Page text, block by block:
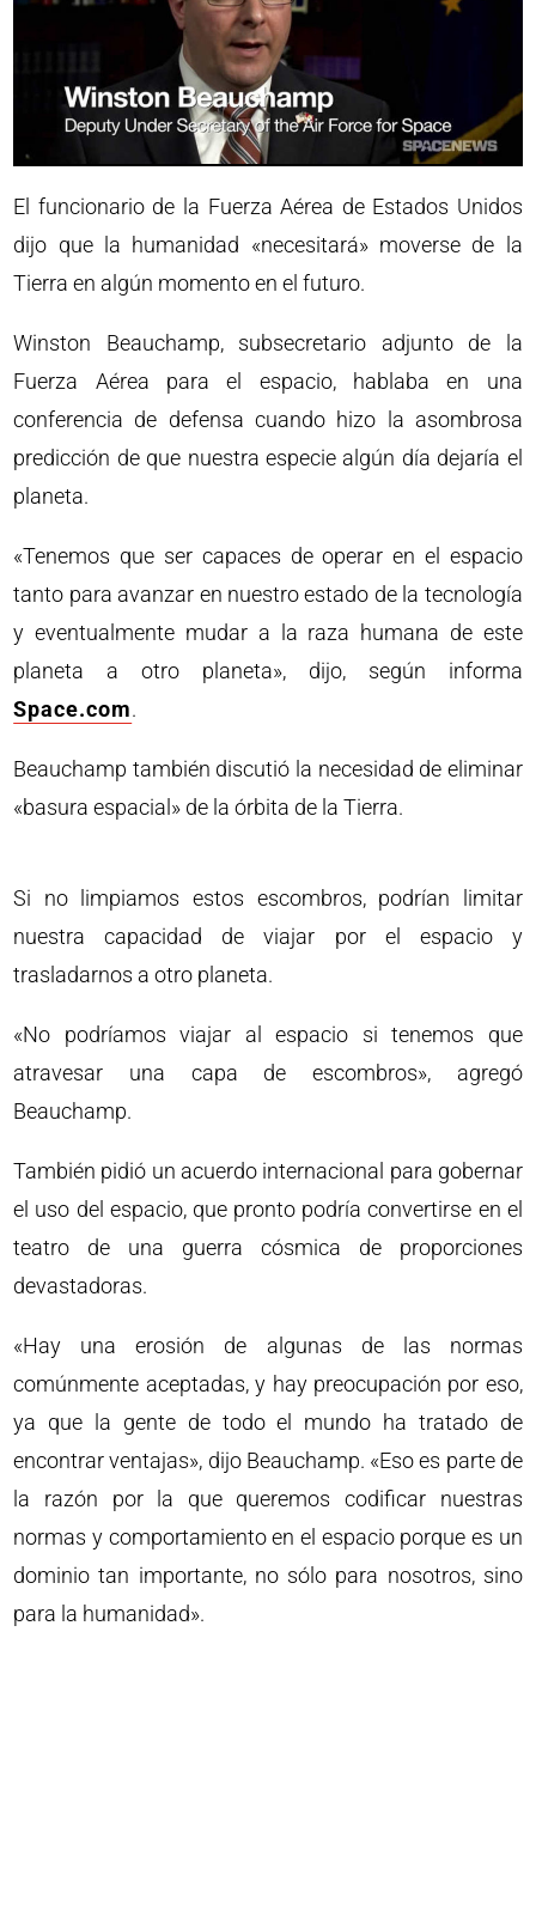
El funcionario de la Fuerza Aérea de Estados Unidos
dijo que la humanidad «necesitará» moverse de la
Tierra en algún momento en el futuro.
Winston Beauchamp, subsecretario adjunto de la
Fuerza Aérea para el espacio, hablaba en una
conferencia de defensa cuando hizo la asombrosa
predicción de que nuestra especie algún día dejaría el
planeta.
«Tenemos que ser capaces de operar en el espacio
tanto para avanzar en nuestro estado de la tecnología
y eventualmente mudar a la raza humana de este
planeta a otro planeta», dijo, según informa
Space.com.
Beauchamp también discutió la necesidad de eliminar
«basura espacial» de la órbita de la Tierra.
Si no limpiamos estos escombros, podrían limitar
nuestra capacidad de viajar por el espacio y
trasladarnos a otro planeta.
«No podríamos viajar al espacio si tenemos que
atravesar una capa de escombros», agregó
Beauchamp.
También pidió un acuerdo internacional para gobernar
el uso del espacio, que pronto podría convertirse en el
teatro de una guerra cósmica de proporciones
devastadoras.
«Hay una erosión de algunas de las normas
comúnmente aceptadas, y hay preocupación por eso,
ya que la gente de todo el mundo ha tratado de
encontrar ventajas», dijo Beauchamp. «Eso es parte de
la razón por la que queremos codificar nuestras
normas y comportamiento en el espacio porque es un
dominio tan importante, no sólo para nosotros, sino
para la humanidad».